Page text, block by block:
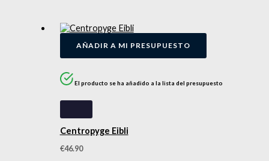
AÑADIR A MI PRESUPUESTO
El producto se ha añadido a la lista del presupuesto
Centropyge Eibli
€46.90